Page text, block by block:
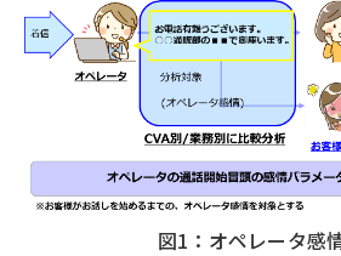
図1：オペレータ感